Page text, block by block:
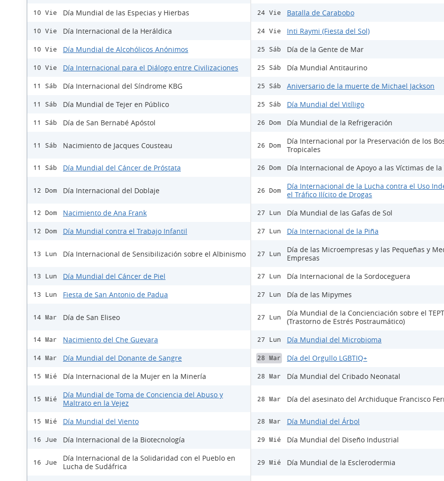
10 Vie Día Mundial de las Especias y Hierbas
10 Vie Día Internacional de la Heráldica
10 Vie Día Mundial de Alcohólicos Anónimos
10 Vie Día Internacional para el Diálogo entre Civilizaciones
11 Sáb Día Internacional del Síndrome KBG
11 Sáb Día Mundial de Tejer en Público
11 Sáb Día de San Bernabé Apóstol
11 Sáb Nacimiento de Jacques Cousteau
11 Sáb Día Mundial del Cáncer de Próstata
12 Dom Día Internacional del Doblaje
12 Dom Nacimiento de Ana Frank
12 Dom Día Mundial contra el Trabajo Infantil
13 Lun Día Internacional de Sensibilización sobre el Albinismo
13 Lun Día Mundial del Cáncer de Piel
13 Lun Fiesta de San Antonio de Padua
14 Mar Día de San Eliseo
14 Mar Nacimiento del Che Guevara
14 Mar Día Mundial del Donante de Sangre
15 Mié Día Internacional de la Mujer en la Minería
15 Mié
Día Mundial de Toma de Conciencia del Abuso y
Maltrato en la Vejez
15 Mié Día Mundial del Viento
16 Jue Día Internacional de la Biotecnología
16 Jue
Día Internacional de la Solidaridad con el Pueblo en
Lucha de Sudáfrica
24 Vie Batalla de Carabobo
24 Vie Inti Raymi (Fiesta del Sol)
25 Sáb Día de la Gente de Mar
25 Sáb Día Mundial Antitaurino
25 Sáb Aniversario de la muerte de Michael Jackson
25 Sáb Día Mundial del Vitíligo
26 Dom Día Mundial de la Refrigeración
26 Dom
Día Internacional por la Preservación de los
Tropicales
26 Dom Día Internacional de Apoyo a las Víctimas de la
26 Dom
Día Internacional de la Lucha contra el Uso
el Tráfico Ilícito de Drogas
27 Lun Día Mundial de las Gafas de Sol
27 Lun Día Internacional de la Piña
27 Lun
Día de las Microempresas y las Pequeñas y
Empresas
27 Lun Día Internacional de la Sordoceguera
27 Lun Día de las Mipymes
27 Lun
Día Mundial de la Concienciación sobre el TEPT
(Trastorno de Estrés Postraumático)
27 Lun Día Mundial del Microbioma
28 Mar Día del Orgullo LGBTIQ+
28 Mar Día Mundial del Cribado Neonatal
28 Mar Día del asesinato del Archiduque Francisco
28 Mar Día Mundial del Árbol
29 Mié Día Mundial del Diseño Industrial
29 Mié Día Mundial de la Esclerodermia